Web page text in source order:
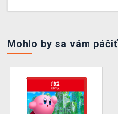
Mohlo by sa vám páčiť